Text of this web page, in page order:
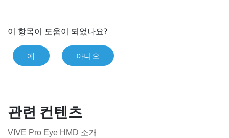
이 항목이 도움이 되었나요?
예 아니오
관련 컨텐츠
VIVE Pro Eye HMD 소개